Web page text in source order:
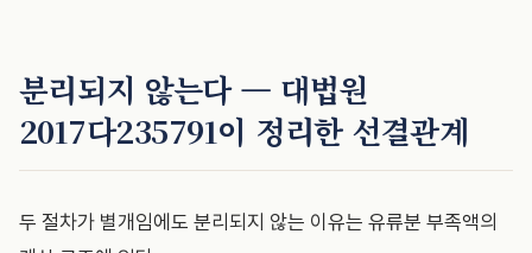
분리되지 않는다 — 대법원
2017다235791이 정리한 선결관계
두 절차가 별개임에도 분리되지 않는 이유는 유류분 부족액의